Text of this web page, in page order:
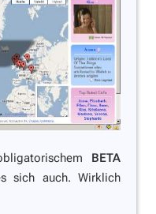
BETA
sich auch. Wirklich